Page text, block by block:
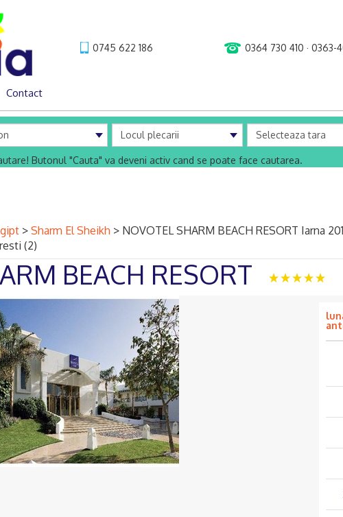
0745 622 186 0364 730 410 · 0363-
Contact
Butonul "Cauta" va deveni activ cand se poate face cautarea.
> Sharm El Sheikh > NOVOTEL SHARM BEACH RESORT Iarna
(2)
BEACH RESORT